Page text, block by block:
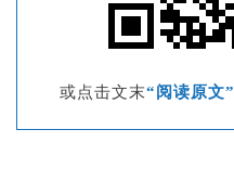
或点击文末“阅读原文”